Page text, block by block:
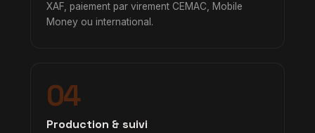
XAF, paiement par virement CEMAC, Mobile
Money ou international.
04
Production & suivi